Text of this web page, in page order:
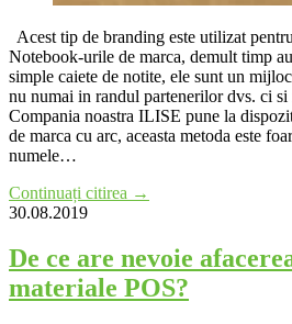
Acest tip de branding este utilizat
Notebook-urile de marca, demult timp
simple caiete de notite, ele sunt un
nu numai in randul partenerilor dvs. ci
Compania noastra ILISE pune la
de marca cu arc, aceasta metoda este
numele…
Continuați citirea →
30.08.2019
De ce are nevoie
materiale POS?